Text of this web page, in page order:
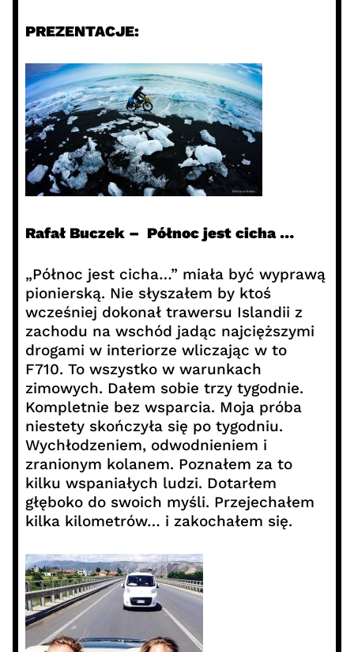
PREZENTACJE:
Rafał Buczek – Północ jest cicha …
„Północ jest cicha…” miała być wyprawą
pionierską. Nie słyszałem by ktoś
wcześniej dokonał trawersu Islandii z
zachodu na wschód jadąc najcięższymi
drogami w interiorze wliczając w to
F710. To wszystko w warunkach
zimowych. Dałem sobie trzy tygodnie.
Kompletnie bez wsparcia. Moja próba
niestety skończyła się po tygodniu.
Wychłodzeniem, odwodnieniem i
zranionym kolanem. Poznałem za to
kilku wspaniałych ludzi. Dotarłem
głęboko do swoich myśli. Przejechałem
kilka kilometrów… i zakochałem się.